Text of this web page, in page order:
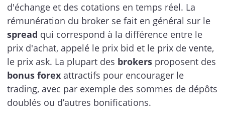
d'échange et des cotations en temps réel. La
rémunération du broker se fait en général sur le
spread qui correspond à la différence entre le
prix d'achat, appelé le prix bid et le prix de vente,
le prix ask. La plupart des brokersproposent des
bonus forexattractifs pour encourager le
trading, avec par exemple des sommes de dépôts
doublés ou d’autres bonifications.